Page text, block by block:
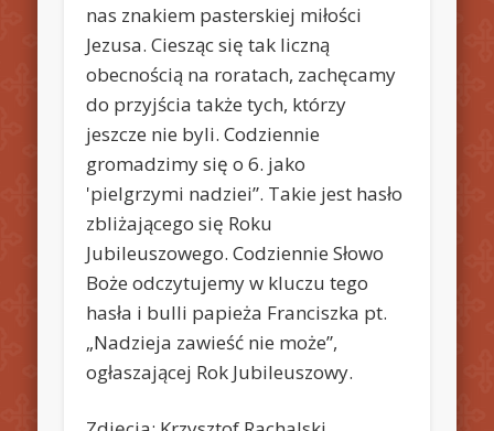
nas znakiem pasterskiej miłości
Jezusa. Ciesząc się tak liczną
obecnością na roratach, zachęcamy
do przyjścia także tych, którzy
jeszcze nie byli. Codziennie
gromadzimy się o 6. jako
'pielgrzymi nadziei”. Takie jest hasło
zbliżającego się Roku
Jubileuszowego. Codziennie Słowo
Boże odczytujemy w kluczu tego
hasła i bulli papieża Franciszka pt.
„Nadzieja zawieść nie może”,
ogłaszającej Rok Jubileuszowy.